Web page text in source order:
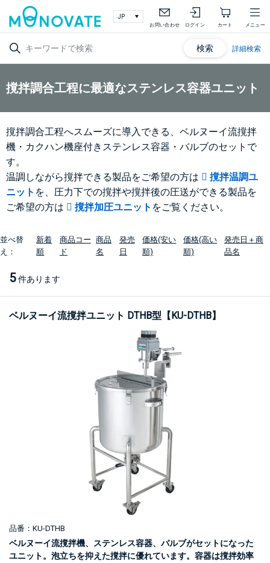
お問い合わせ ログイン カート メニュー
検索 詳細検索
撹拌調合工程に最適なステンレス容器ユニット
撹拌調合工程へスムーズに導入できる、ベルヌーイ流撹拌
機・カクハン機座付きステンレス容器・バルブのセットで
す。
温調しながら撹拌できる製品をご希望の方は
撹拌温調ユ
ニット を、圧力下での撹拌や撹拌後の圧送ができる製品を
ご希望の方は
撹拌加圧ユニット をご覧ください。
並べ替
え：
新着
順
商品コー
ド
商品
名
発売
日
価格(安い
順)
価格(高い
順)
発売日＋商
品名
5 件あります
ベルヌーイ流撹拌ユニット DTHB型【KU-DTHB】
品番：KU-DTHB
ベルヌーイ流撹拌機、ステンレス容器、バルブがセットになった
ユニット。泡立ちを抑えた撹拌に優れています。容器は撹拌効率